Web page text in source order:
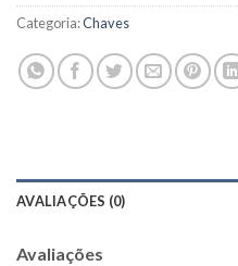
Categoria:Chaves
AVALIAÇÕES (0)
Avaliações